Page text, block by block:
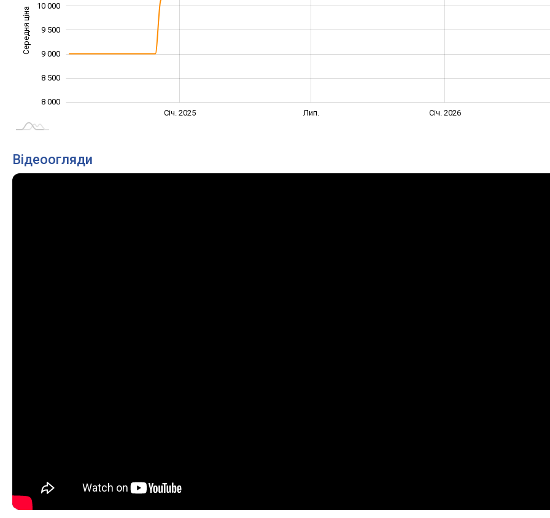
Середня ціна 10 000
8 000
8 500
9 000
9 500
10 000
Січ. 2025 Лип. Січ. 2026
Відеоогляди